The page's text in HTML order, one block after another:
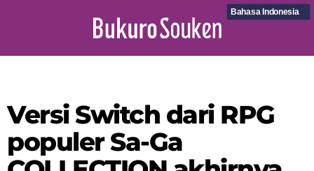
Bahasa Indonesia
Versi Switch dari RPG
populer Sa-Ga